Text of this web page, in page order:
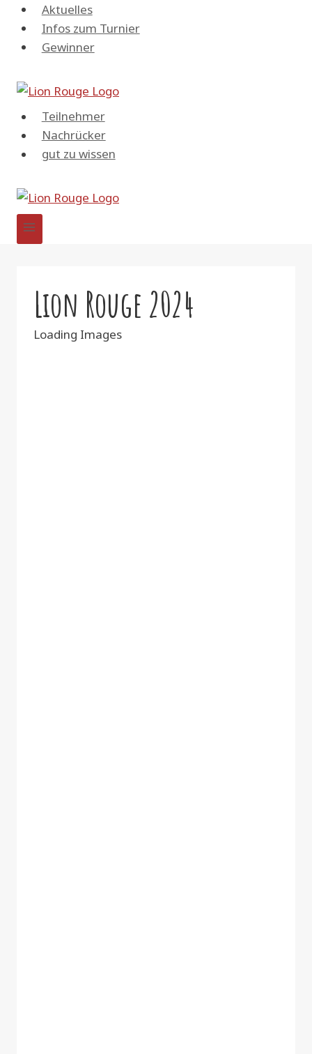
Zum
Inhalt
springen
Aktuelles
Infos zum Turnier
Gewinner
Teilnehmer
Nachrücker
gut zu wissen
Lion Rouge 2024
Loading Images